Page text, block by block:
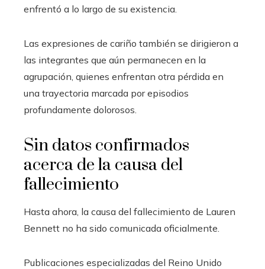
enfrentó a lo largo de su existencia.
Las expresiones de cariño también se dirigieron a
las integrantes que aún permanecen en la
agrupación, quienes enfrentan otra pérdida en
una trayectoria marcada por episodios
profundamente dolorosos.
Sin datos confirmados
acerca de la causa del
fallecimiento
Hasta ahora, la causa del fallecimiento de Lauren
Bennett no ha sido comunicada oficialmente.
Publicaciones especializadas del Reino Unido